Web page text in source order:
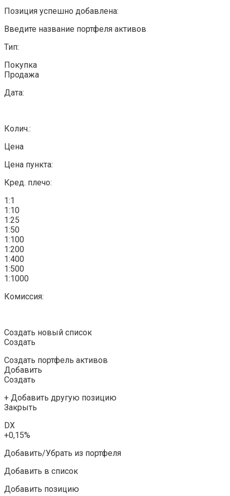
Позиция успешно добавлена:
Введите название портфеля активов
Тип:
Покупка
Продажа
Дата:
Колич.:
Цена
Цена пункта:
Кред. плечо:
1:1
1:10
1:25
1:50
1:100
1:200
1:400
1:500
1:1000
Комиссия:
Создать новый список
Создать
Создать портфель активов
Добавить
Создать
+ Добавить другую позицию
Закрыть
DX
+0,15%
Добавить/Убрать из портфеля
Добавить в список
Добавить позицию